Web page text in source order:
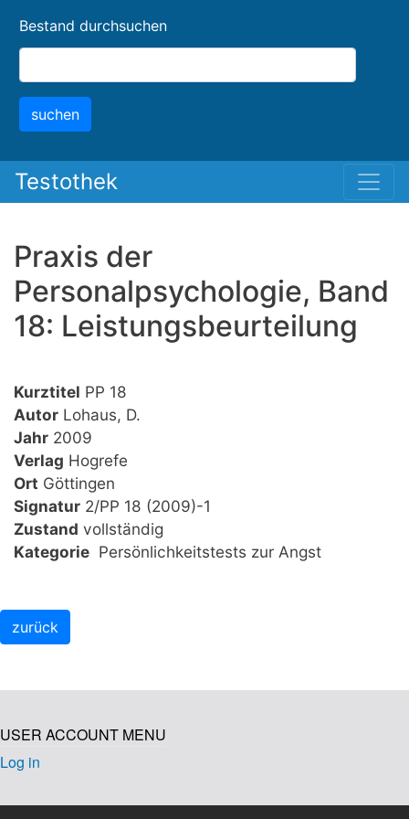
content
Bestand durchsuchen
suchen
Testothek
Praxis der
Personalpsychologie, Band
18: Leistungsbeurteilung
Kurztitel PP 18
Autor Lohaus, D.
Jahr 2009
Verlag Hogrefe
Ort Göttingen
Signatur 2/PP 18 (2009)-1
Zustand vollständig
Kategorie Persönlichkeitstests zur Angst
USER ACCOUNT MENU
Log in